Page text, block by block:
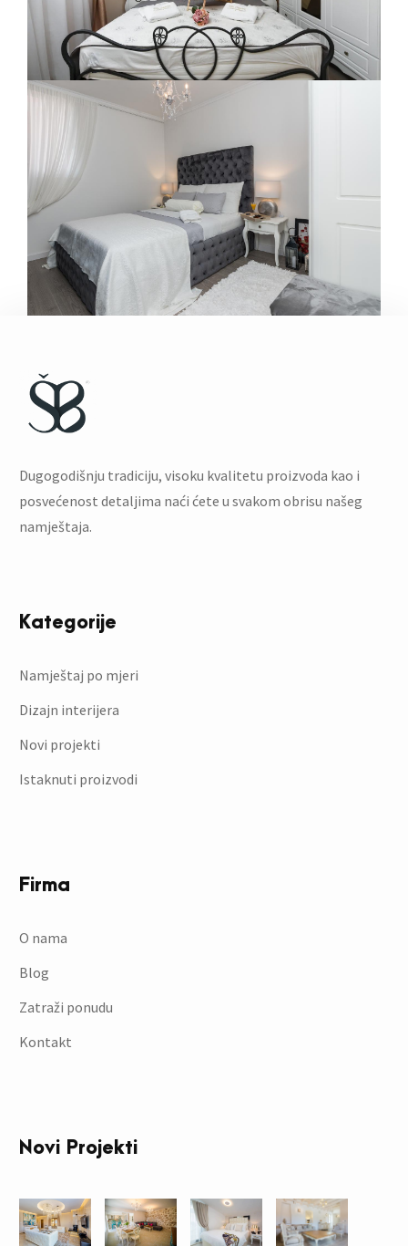
Dugogodišnju tradiciju, visoku kvalitetu proizvoda kao i
posvećenost detaljima naći ćete u svakom obrisu našeg
namještaja.
Kategorije
Namještaj po mjeri
Dizajn interijera
Novi projekti
Istaknuti proizvodi
Firma
O nama
Blog
Zatraži ponudu
Kontakt
Novi Projekti